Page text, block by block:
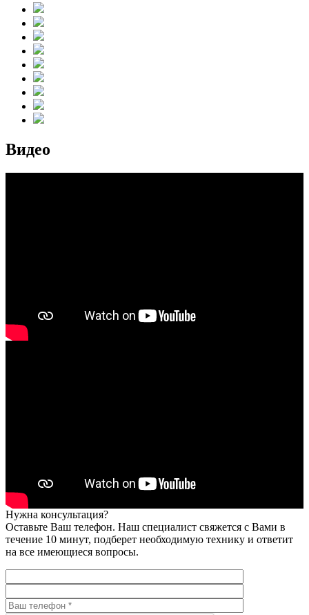
Видео
Нужна консультация?
Оставьте Ваш телефон. Наш специалист свяжется с Вами в
течение 10 минут, подберет необходимую технику и ответит
на все имеющиеся вопросы.